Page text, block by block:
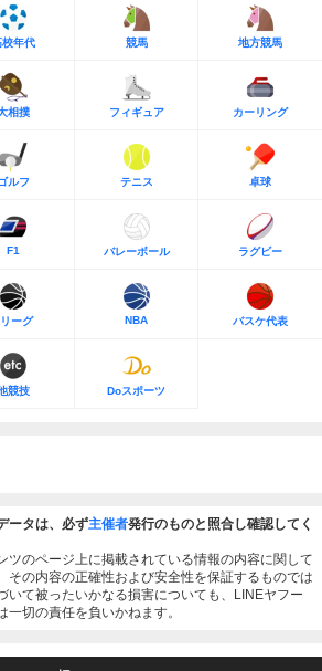
校年代 競馬 地方競馬
相撲 フィギュア カーリング
ルフ テニス 卓球
F1 バレーボール ラグビー
ーグ NBA バスケ代表
競技 Doスポーツ
ータは、必ず主催者発行のものと照合し確認してく
ツのページ上に掲載されている情報の内容に関して
その内容の正確性および安全性を保証するものでは
いて被ったいかなる損害についても、LINEヤフー
切の責任を負いかねます。